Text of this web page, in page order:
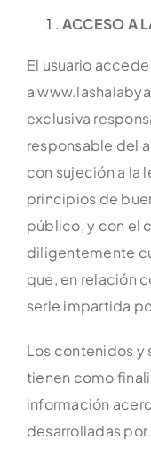
ACCESO A
El usuario accede
a
exclusiva
responsable del
con sujeción a la
principios de
público, y con el
diligentemente
que, en relación
serle impartida
Los contenidos y
tienen como
información
desarrolladas por